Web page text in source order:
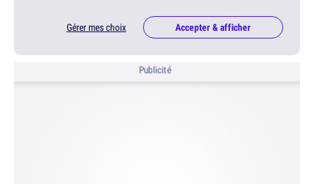
Gérer mes choix Accepter & afficher
Publicité